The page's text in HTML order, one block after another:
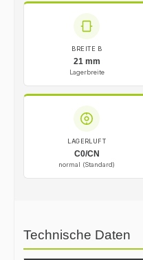
BREITE B
21 mm
Lagerbreite
LAGERLUFT
C0/CN
normal (Standard)
Technische Daten